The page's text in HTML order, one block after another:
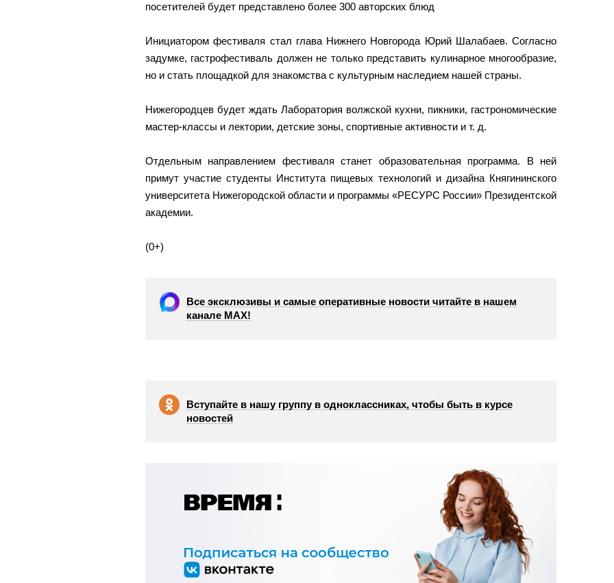
посетителей будет представлено более 300 авторских блюд
Инициатором фестиваля стал глава Нижнего Новгорода Юрий Шалабаев. Согласно
задумке, гастрофестиваль должен не только представить кулинарное многообразие,
но и стать площадкой для знакомства с культурным наследием нашей страны.
Нижегородцев будет ждать Лаборатория волжской кухни, пикники, гастрономические
мастер-классы и лектории, детские зоны, спортивные активности и т. д.
Отдельным направлением фестиваля станет образовательная программа. В ней
примут участие студенты Института пищевых технологий и дизайна Княгининского
университета Нижегородской области и программы «РЕСУРС России» Президентской
академии.
(0+)
Все эксклюзивы и самые оперативные новости читайте в нашем
канале МАХ!
Вступайте в нашу группу в одноклассниках, чтобы быть в курсе
новостей